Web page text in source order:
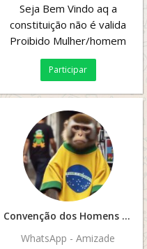
Seja Bem Vindo aq a
constituição não é valida
Proibido Mulher/homem
com mimi Se não aguenta
saia Proibido voce
Participar
Convenção dos Homens Betas.
WhatsApp - Amizade